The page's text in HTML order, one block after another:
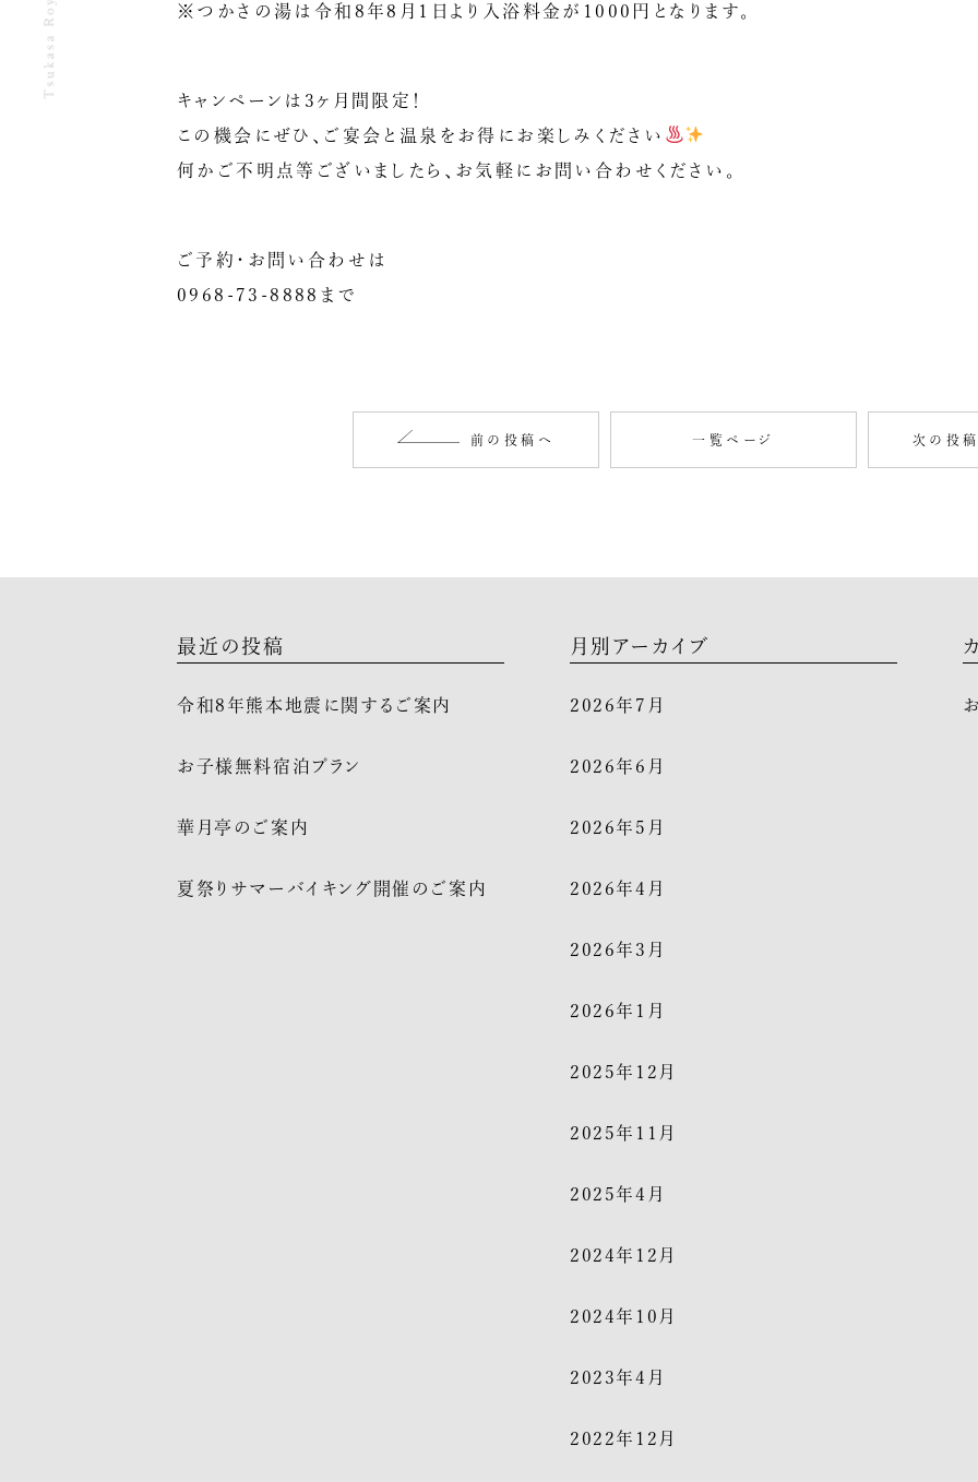
※つかさの湯は令和8年8月1日より入浴料金が1000円となります。
キャンペーンは3ヶ月間限定！
この機会にぜひ、ご宴会と温泉をお得にお楽しみください
何かご不明点等ございましたら、お気軽にお問い合わせください。
ご予約・お問い合わせは
0968-73-8888まで
前の投稿へ 一覧ページ 次の投
最近の投稿
令和8年熊本地震に関するご案内
お子様無料宿泊プラン
華月亭のご案内
夏祭りサマーバイキング開催のご案内
月別アーカイブ
2026年7月
2026年6月
2026年5月
2026年4月
2026年3月
2026年1月
2025年12月
2025年11月
2025年4月
2024年12月
2024年10月
2023年4月
2022年12月